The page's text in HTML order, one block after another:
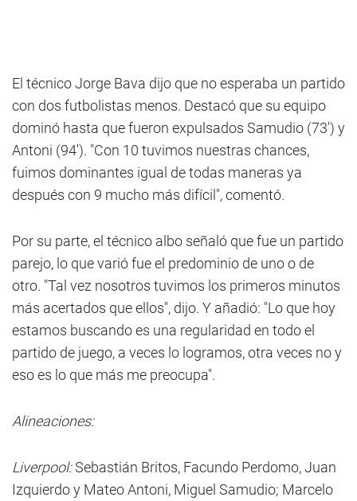
El técnico Jorge Bava dijo que no esperaba un partido
con dos futbolistas menos. Destacó que su equipo
dominó hasta que fueron expulsados Samudio (73') y
Antoni (94'). "Con 10 tuvimos nuestras chances,
fuimos dominantes igual de todas maneras ya
después con 9 mucho más difícil", comentó.
Por su parte, el técnico albo señaló que fue un partido
parejo, lo que varió fue el predominio de uno o de
otro. "Tal vez nosotros tuvimos los primeros minutos
más acertados que ellos", dijo. Y añadió: "Lo que hoy
estamos buscando es una regularidad en todo el
partido de juego, a veces lo logramos, otra veces no y
eso es lo que más me preocupa".
Alineaciones:
Liverpool:Sebastián Britos, Facundo Perdomo, Juan
Izquierdo y Mateo Antoni, Miguel Samudio; Marcelo